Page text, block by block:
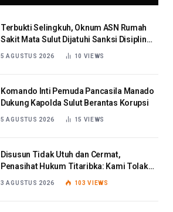
Terbukti Selingkuh, Oknum ASN Rumah
Sakit Mata Sulut Dijatuhi Sanksi Disiplin
5 AGUSTUS 2026 10 VIEWS
Komando Inti Pemuda Pancasila Manado
Dukung Kapolda Sulut Berantas Korupsi
5 AGUSTUS 2026 15 VIEWS
Disusun Tidak Utuh dan Cermat,
Penasihat Hukum Titaribka: Kami Tolak
3 AGUSTUS 2026 103VIEWS